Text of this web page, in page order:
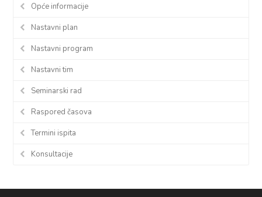
Opće informacije
Nastavni plan
Nastavni program
Nastavni tim
Seminarski rad
Raspored časova
Termini ispita
Konsultacije